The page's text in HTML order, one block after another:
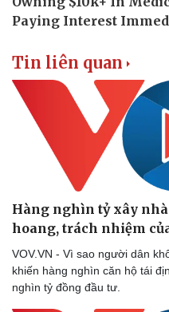
Tin liên quan
Hàng nghìn tỷ xây
hoang, trách nhiệm
VOV.VN - Vì sao người dân
khiến hàng nghìn căn hộ tái
nghìn tỷ đồng đầu tư.